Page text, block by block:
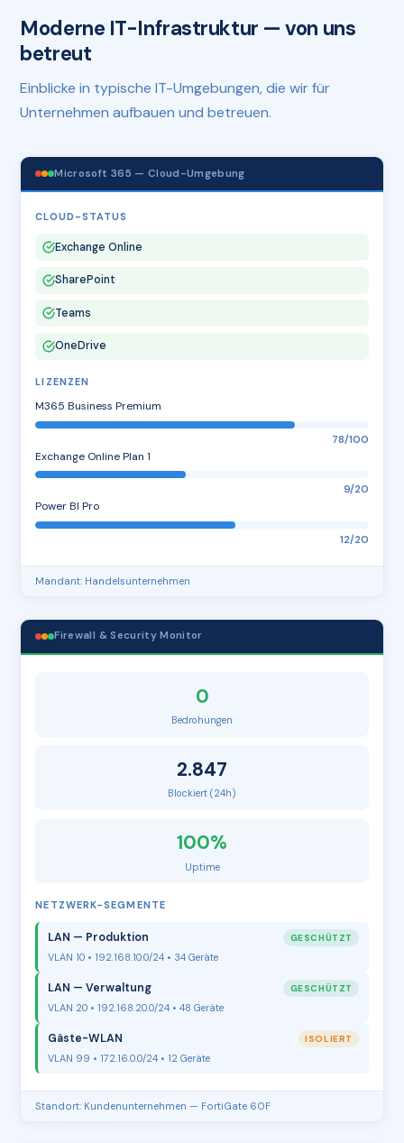
Moderne IT-Infrastruktur — von uns
betreut
Einblicke in typische IT-Umgebungen, die wir für
Unternehmen aufbauen und betreuen.
Microsoft 365 — Cloud-Umgebung
CLOUD-STATUS
Exchange Online
SharePoint
Teams
OneDrive
LIZENZEN
M365 Business Premium
78/100
Exchange Online Plan 1
9/20
Power BI Pro
12/20
Mandant: Handelsunternehmen
Firewall & Security Monitor
0
Bedrohungen
2.847
Blockiert (24h)
100%
Uptime
NETZWERK-SEGMENTE
LAN — Produktion GESCHÜTZT
VLAN 10 • 192.168.10.0/24 • 34 Geräte
LAN — Verwaltung GESCHÜTZT
VLAN 20 • 192.168.20.0/24 • 48 Geräte
Gäste-WLAN ISOLIERT
VLAN 99 • 172.16.0.0/24 • 12 Geräte
Standort: Kundenunternehmen — FortiGate 60F